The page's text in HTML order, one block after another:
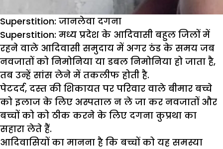
Superstition: जानलेवा दगना
Superstition: मध्य प्रदेश के आदिवासी बहुल जिलों में
रहने वाले आदिवासी समुदाय में अगर ठंड के समय जब
नवजातों को निमोनिया या डबल निमोनिया हो जाता है,
तब उन्हें सांस लेने में तकलीफ होती है.
पेटदर्द, दस्त की शिकायत पर परिवार वाले बीमार बच्चे
को इलाज के लिए अस्पताल न ले जा कर नवजातों और
बच्चों को को ठीक करने के लिए दगना कुप्रथा का
सहारा लेते हैं.
आदिवासियों का मानना है कि बच्चों को यह समस्या